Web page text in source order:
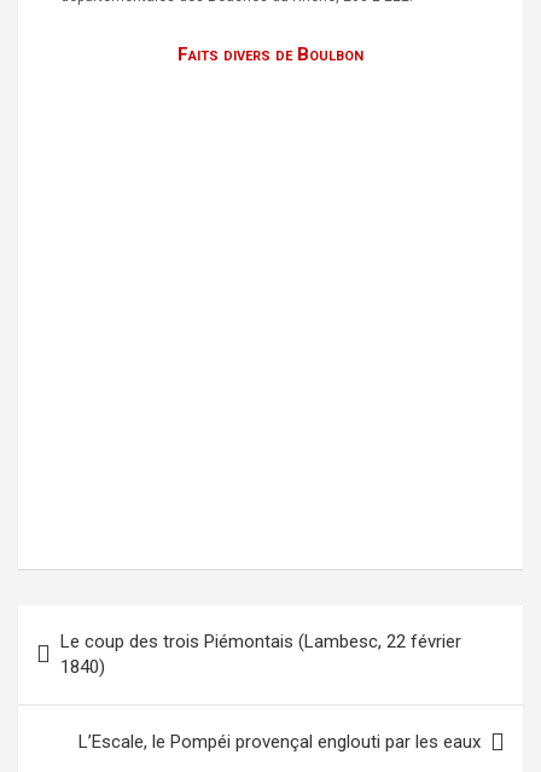
Faits divers de Boulbon
Navigation
l’article
Le coup des trois Piémontais (Lambesc, 22 février
1840)
L’Escale, le Pompéi provençal englouti par les eaux